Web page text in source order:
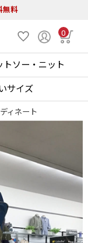
無料
0
トソー・ニット
サイズ
ィネート